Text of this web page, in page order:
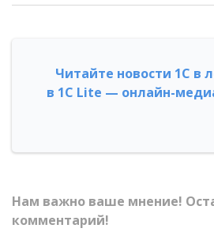
Читайте новости 1С в
в 1С Lite — онлайн-
Нам важно ваше мнение!
комментарий!